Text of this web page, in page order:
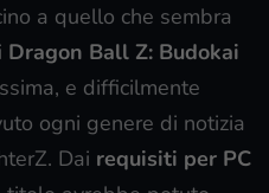
a quello che sembra
Dragon Ball Z: Budokai
e difficilmente
ogni genere di notizia
Dai requisiti per PC